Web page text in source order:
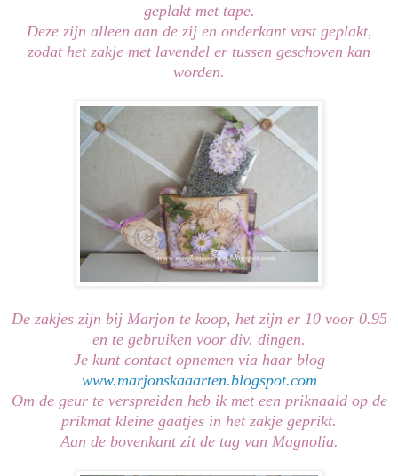
geplakt met tape.
Deze zijn alleen aan de zij en onderkant vast geplakt,
zodat het zakje met lavendel er tussen geschoven kan
worden.
De zakjes zijn bij Marjon te koop, het zijn er 10 voor 0.95
en te gebruiken voor div. dingen.
Je kunt contact opnemen via haar blog
www.marjonskaaarten.blogspot.com
Om de geur te verspreiden heb ik met een priknaald op de
prikmat kleine gaatjes in het zakje geprikt.
Aan de bovenkant zit de tag van Magnolia.